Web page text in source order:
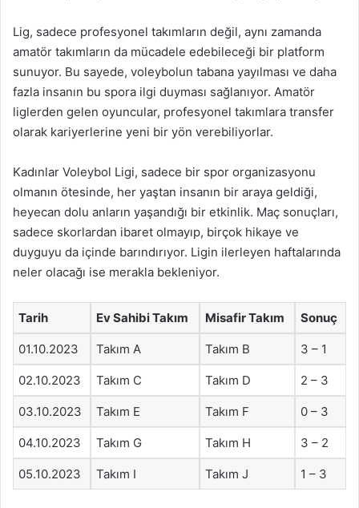
Lig, sadece profesyonel takımların değil, aynı zamanda
amatör takımların da mücadele edebileceği bir platform
sunuyor. Bu sayede, voleybolun tabana yayılması ve daha
fazla insanın bu spora ilgi duyması sağlanıyor. Amatör
liglerden gelen oyuncular, profesyonel takımlara transfer
olarak kariyerlerine yeni bir yön verebiliyorlar.
Kadınlar Voleybol Ligi, sadece bir spor organizasyonu
olmanın ötesinde, her yaştan insanın bir araya geldiği,
heyecan dolu anların yaşandığı bir etkinlik. Maç sonuçları,
sadece skorlardan ibaret olmayıp, birçok hikaye ve
duyguyu da içinde barındırıyor. Ligin ilerleyen haftalarında
neler olacağı ise merakla bekleniyor.
Tarih Ev Sahibi Takım Misafir Takım Sonuç
01.10.2023 Takım A Takım B 3 – 1
02.10.2023 Takım C Takım D 2 – 3
03.10.2023 Takım E Takım F 0 – 3
04.10.2023 Takım G Takım H 3 – 2
05.10.2023 Takım I Takım J 1 – 3